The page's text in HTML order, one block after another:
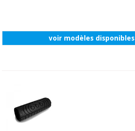
voir modèles disponibles